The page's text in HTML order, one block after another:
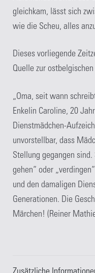
gleichkam, lässt sich
wie die Scheu, alles
Dieses vorliegende
Quelle zur
„Oma, seit wann
Enkelin Caroline, 20
Dienstmädchen-
unvorstellbar, dass
Stellung gegangen
gehen“ oder
und den damaligen
Generationen. Die
Märchen! (Reiner